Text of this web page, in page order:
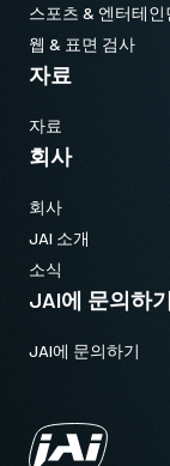
스포츠 & 엔터테인
웹 & 표면 검사
자료
자료
회사
회사
JAI 소개
소식
JAI에 문의하기
JAI에 문의하기